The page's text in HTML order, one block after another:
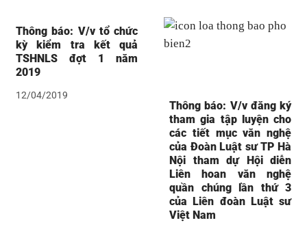
Thông báo: V/v tổ chức
kỳ kiểm tra kết quả
TSHNLS đợt 1 năm
2019
12/04/2019
Thông báo: V/v đăng ký
tham gia tập luyện cho
các tiết mục văn nghệ
của Đoàn Luật sư TP Hà
Nội tham dự Hội diễn
Liên hoan văn nghệ
quần chúng lần thứ 3
của Liên đoàn Luật sư
Việt Nam